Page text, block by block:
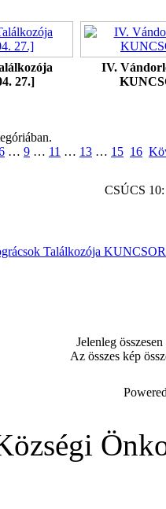
27.]
IV.
… 9 … 11 … 13 … 15 16
CSÚCS
Találkozója
Jelenleg
Az összes kép